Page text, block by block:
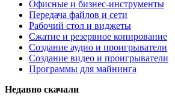
Офисные и бизнес-инструменты
Передача файлов и сети
Рабочий стол и виджеты
Сжатие и резервное копирование
Создание аудио и проигрыватели
Создание видео и проигрыватели
Программы для майнинга
Недавно скачали